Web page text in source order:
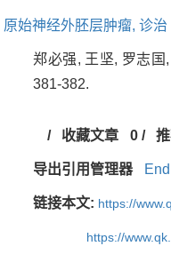
原始神经外胚层肿瘤, 诊治
郑必强, 王坚, 罗志国
381-382.
/ 收藏文章 0/
导出引用管理器
链接本文: https://
https://